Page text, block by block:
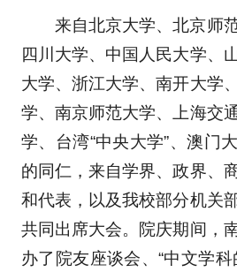
来自北京大学、北京师
四川大学、中国人民大学、
大学、浙江大学、南开大学
学、南京师范大学、上海交
学、台湾“中央大学”、澳门
的同仁，来自学界、政界、
和代表，以及我校部分机关
共同出席大会。院庆期间，
办了院友座谈会、“中文学